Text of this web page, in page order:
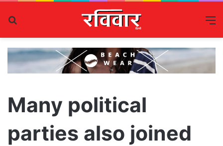
Many political
parties also joined